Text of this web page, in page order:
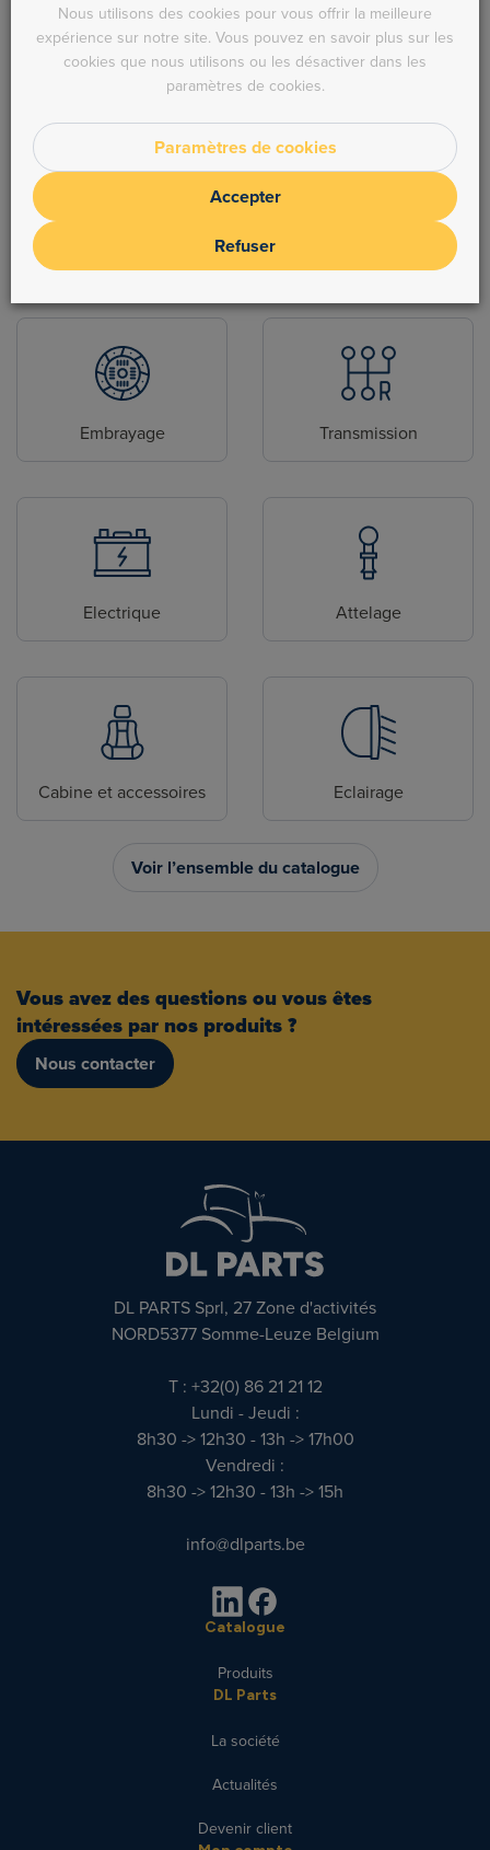
Direction Echappement
Embrayage Transmission
Electrique Attelage
Cabine et accessoires Eclairage
Voir l’ensemble du catalogue
Vous avez des questions ou vous êtes
intéressées par nos produits ?
Nous contacter
DL PARTS Sprl, 27 Zone d'activités
NORD5377 Somme-Leuze Belgium
T : +32(0) 86 21 21 12
Lundi - Jeudi :
8h30 -> 12h30 - 13h -> 17h00
Vendredi :
8h30 -> 12h30 - 13h -> 15h
info@dlparts.be
Catalogue
Produits
DL Parts
La société
Actualités
Devenir client
Nous utilisons des cookies pour vous offrir la meilleure
expérience sur notre site. Vous pouvez en savoir plus sur les
cookies que nous utilisons ou les désactiver dans les
paramètres de cookies.
Paramètres de cookies
Accepter
Refuser